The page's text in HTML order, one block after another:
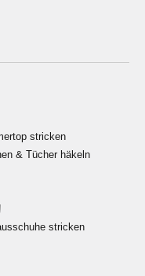
stricken
& Tücher häkeln
stricken